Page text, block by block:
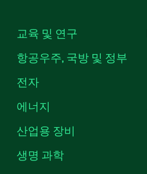
교육 및 연구
항공우주, 국방 및 정부
전자
에너지
산업용 장비
생명 과학